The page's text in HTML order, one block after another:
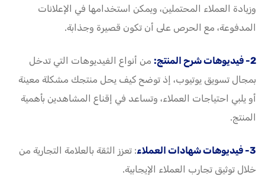
وزيادة العملاء المحتملين، ويمكن استخدامها في الإعلانات
المدفوعة، مع الحرص على أن تكون قصيرة وجذابة.
2- فيديوهات شرح المنتج:
من أنواع الفيديوهات التي تدخل
بمجال تسويق يوتيوب، إذ توضح كيف يحل منتجك مشكلة معينة
أو يلبي احتياجات العملاء، وتساعد في إقناع المشاهدين بأهمية
المنتج.
3- فيديوهات شهادات العملاء
: تعزز الثقة بالعلامة التجارية من
خلال توثيق تجارب العملاء الإيجابية.